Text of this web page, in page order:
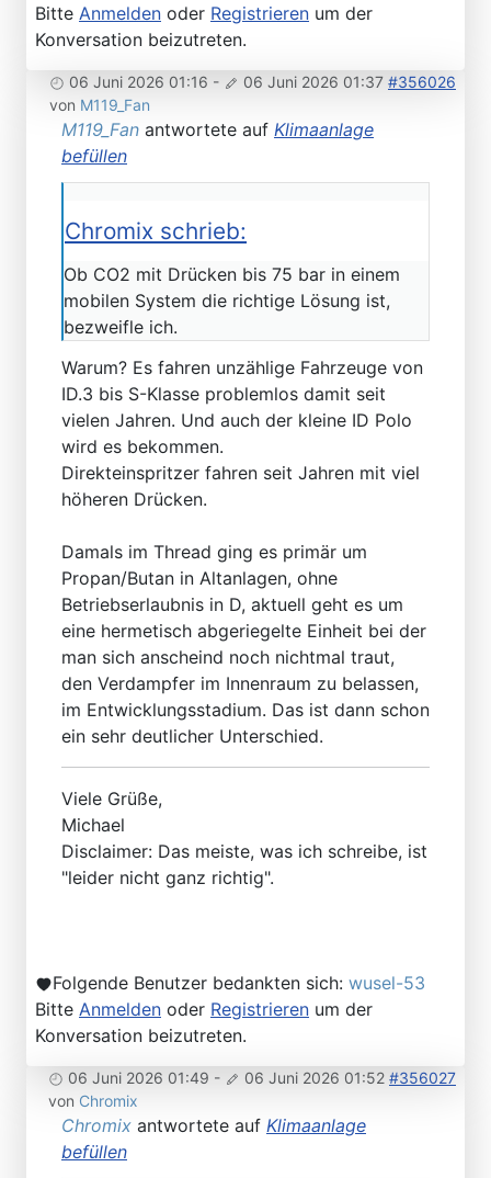
Bitte Anmelden oder Registrieren um der
Konversation beizutreten.
06 Juni 2026 01:16 - 06 Juni 2026 01:37 #356026
von M119_Fan
M119_Fan antwortete auf Klimaanlage
befüllen
Chromix schrieb:
Ob CO2 mit Drücken bis 75 bar in einem
mobilen System die richtige Lösung ist,
bezweifle ich.
Warum? Es fahren unzählige Fahrzeuge von
ID.3 bis S-Klasse problemlos damit seit
vielen Jahren. Und auch der kleine ID Polo
wird es bekommen.
Direkteinspritzer fahren seit Jahren mit viel
höheren Drücken.
Damals im Thread ging es primär um
Propan/Butan in Altanlagen, ohne
Betriebserlaubnis in D, aktuell geht es um
eine hermetisch abgeriegelte Einheit bei der
man sich anscheind noch nichtmal traut,
den Verdampfer im Innenraum zu belassen,
im Entwicklungsstadium. Das ist dann schon
ein sehr deutlicher Unterschied.
Viele Grüße,
Michael
Disclaimer: Das meiste, was ich schreibe, ist
"leider nicht ganz richtig".
Folgende Benutzer bedankten sich: wusel-53
Bitte Anmelden oder Registrieren um der
Konversation beizutreten.
06 Juni 2026 01:49 - 06 Juni 2026 01:52 #356027
von Chromix
Chromix antwortete auf Klimaanlage
befüllen